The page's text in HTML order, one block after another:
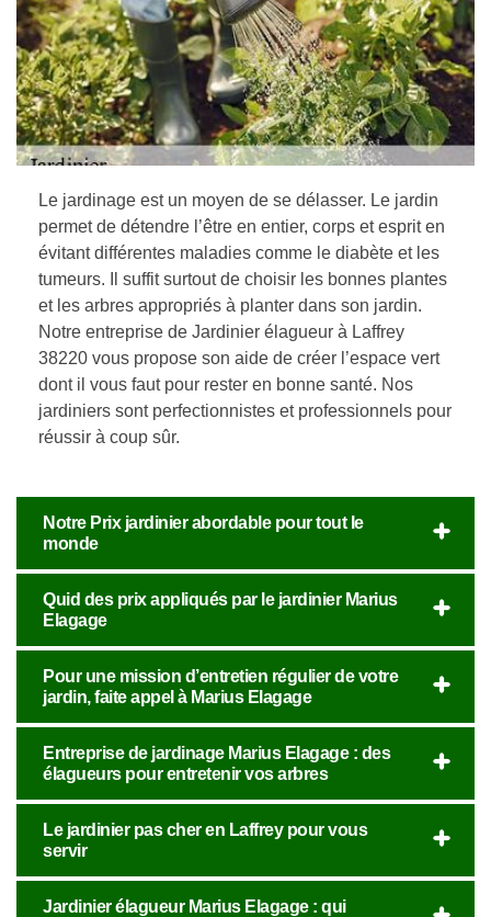
Le jardinage est un moyen de se délasser. Le jardin
permet de détendre l’être en entier, corps et esprit en
évitant différentes maladies comme le diabète et les
tumeurs. Il suffit surtout de choisir les bonnes plantes
et les arbres appropriés à planter dans son jardin.
Notre entreprise de Jardinier élagueur à Laffrey
38220 vous propose son aide de créer l’espace vert
dont il vous faut pour rester en bonne santé. Nos
jardiniers sont perfectionnistes et professionnels pour
réussir à coup sûr.
Notre Prix jardinier abordable pour tout le
monde
Quid des prix appliqués par le jardinier Marius
Elagage
Pour une mission d’entretien régulier de votre
jardin, faite appel à Marius Elagage
Entreprise de jardinage Marius Elagage : des
élagueurs pour entretenir vos arbres
Le jardinier pas cher en Laffrey pour vous
servir
Jardinier élagueur Marius Elagage : qui